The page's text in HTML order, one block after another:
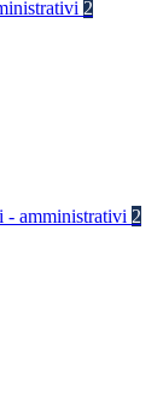
2
- amministrativi 2